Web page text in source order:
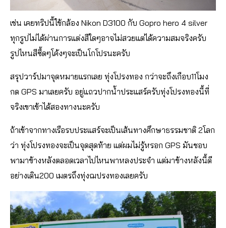
เช่น เคยทริปนี้ใช้กล้อง Nikon D3100 กับ Gopro hero 4 silver
ทุกรูปไม่ได้ผ่านการแต่งสีใดๆอาจไม่สวยแต่ได้ความสมจริงครับ
รูปไหนสีซี้ดๆโค้งๆจะเป็นโกโปรนะครับ
สรุปวาร์ปมาจุดหมายแรกเลย ทุ่งโปรงทอง กว่าจะถึงเกือบ11โมง
กด GPS มาเลยครับ อยู่แถวปากน้ำประแสร์ครับทุ่งโปรงทองนี้ที่
จริงเขาเข้าได้สองทางนะครับ
ถ้าเข้าจากทางเรือรบประแสร์จะเป็นเส้นทางศึกษาธรรมชาติ 2โลก
ว่า ทุ่งโปรงทองจะเป็นจุดสุดท้าย แต่ผมไม่รู้หรอก GPS มันชอบ
พามาข้างหลังตลอดเวลาไปไหนพาหลงประจำ แต่มาข้างหลังนี้ดี
อย่างเดิน200 เมตรถึงทุ่งฌปรงทองเลยครับ